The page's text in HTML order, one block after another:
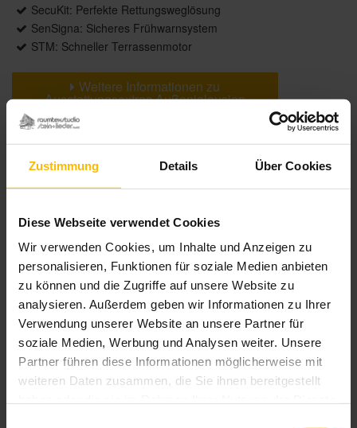
Zustimmung Details Über Cookies
Diese Webseite verwendet Cookies
Wir verwenden Cookies, um Inhalte und Anzeigen zu
personalisieren, Funktionen für soziale Medien anbieten
zu können und die Zugriffe auf unsere Website zu
analysieren. Außerdem geben wir Informationen zu Ihrer
Verwendung unserer Website an unsere Partner für
soziale Medien, Werbung und Analysen weiter. Unsere
Partner führen diese Informationen möglicherweise mit
weiteren Daten zusammen, die Sie ihnen bereitgestellt
SecuKit: Perfekte Rettungsweglösung
SenSigna: Sicheres Frühwarnsystem
STM: Schneller Terrassenmotor
Weitere Informationen zu
Ausstattungsextras Außenjalousien
Weitere Informationen zu
Lamellengeometrien
Weitere Informationen
Das könnte Sie auch interessieren